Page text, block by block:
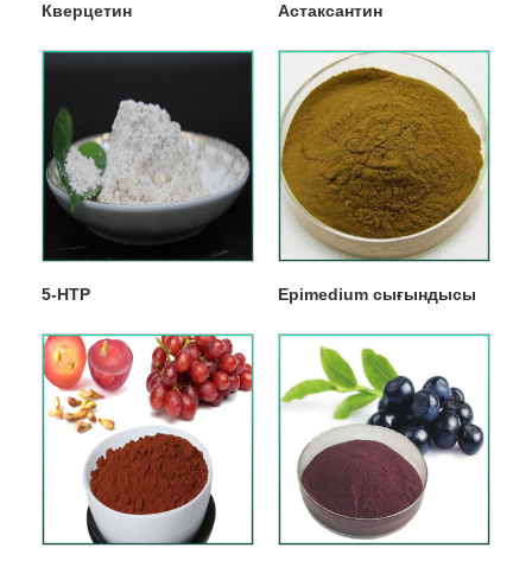
Кверцетин Астаксантин
5-HTP Epimedium сығындысы